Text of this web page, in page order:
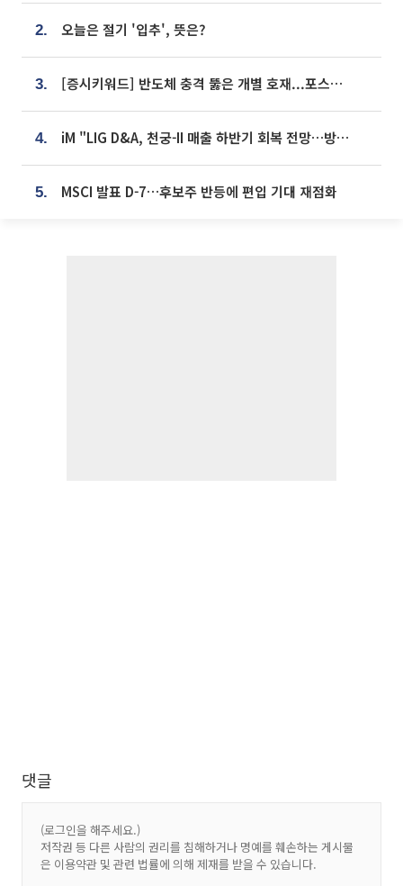
2. 오늘은 절기 '입추', 뜻은?
3. [증시키워드] 반도체 충격 뚫은 개별 호재...포스코퓨처엠·에코프로·한화솔루션 '눈길'
4. iM "LIG D&A, 천궁-II 매출 하반기 회복 전망…방산 톱픽 유지"
5. MSCI 발표 D-7…후보주 반등에 편입 기대 재점화
댓글